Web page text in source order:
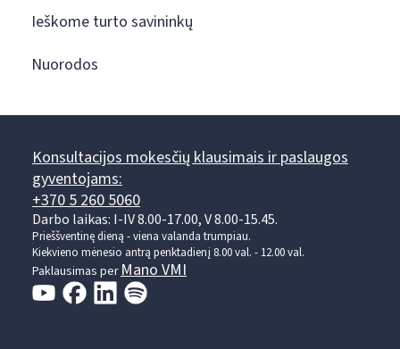
Ieškome turto savininkų
Nuorodos
Konsultacijos mokesčių klausimais ir paslaugos
gyventojams:
+370 5 260 5060
Darbo laikas: I-IV 8.00-17.00, V 8.00-15.45.
Prieššventinę dieną - viena valanda trumpiau.
Kiekvieno mėnesio antrą penktadienį 8.00 val. - 12.00 val.
Paklausimas per Mano VMI